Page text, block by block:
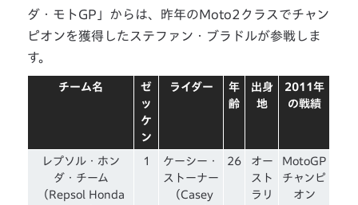
ダ・モトGP」からは、昨年のMoto2クラスでチャン
ピオンを獲得したステファン・ブラドルが参戦しま
す。
チーム名
ゼ
ッ
ケ
ン
ライダー
年
齢
出身
地
2011年
の戦績
レプソル・ホン
ダ・チーム
（Repsol Honda
1
ケーシー・
ストーナー
（Casey
26
オー
スト
ラリ
MotoGP
チャンピ
オン